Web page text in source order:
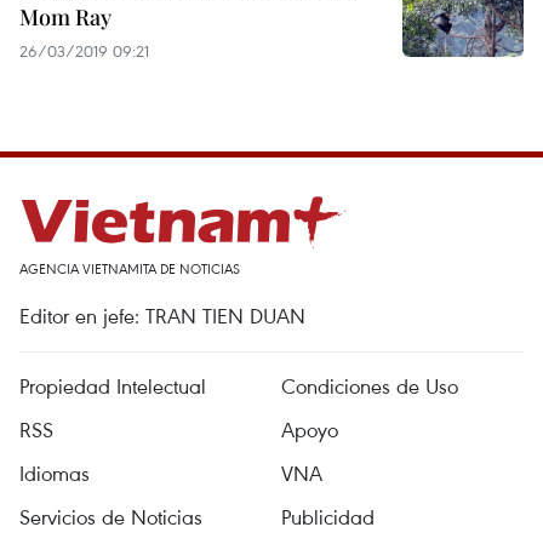
Mom Ray
26/03/2019 09:21
AGENCIA VIETNAMITA DE NOTICIAS
Editor en jefe: TRAN TIEN DUAN
Propiedad Intelectual
Condiciones de Uso
RSS
Apoyo
Idiomas
VNA
Servicios de Noticias
Publicidad